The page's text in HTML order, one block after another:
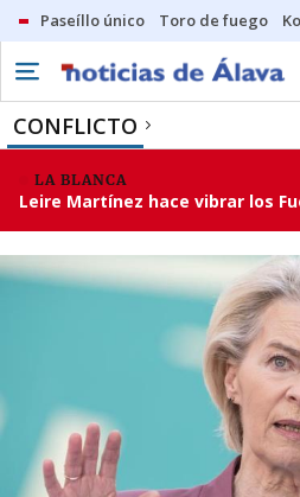
Paseíllo único Toro de fuego
CONFLICTO
LA BLANCA
Leire Martínez hace vibrar los